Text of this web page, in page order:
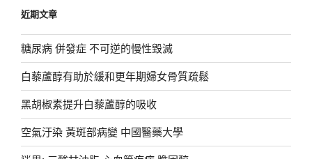
字:
近期文章
糖尿病 併發症 不可逆的慢性毀滅
白藜蘆醇有助於緩和更年期婦女骨質疏鬆
黑胡椒素提升白藜蘆醇的吸收
空氣汙染 黃斑部病變 中國醫藥大學